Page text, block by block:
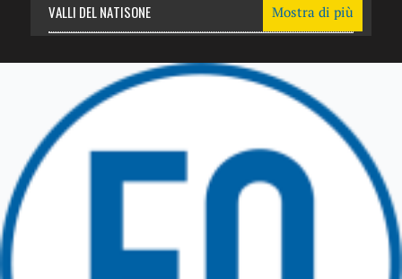
VALLI DEL NATISONE
TRICESIMO
TARCENTO
GEMONA DEL FRIULI
Mostra di più